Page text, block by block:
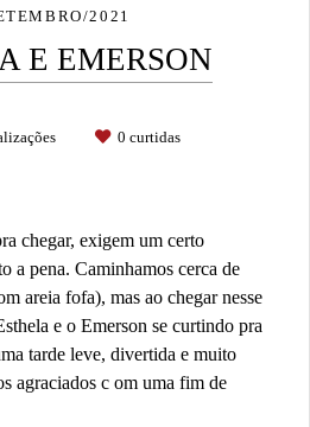
2021
E EMERSON
0 curtidas
chegar, exigem um certo
a pena. Caminhamos cerca de
areia fofa), mas ao chegar nesse
e o Emerson se curtindo pra
tarde leve, divertida e muito
agraciados c om uma fim de